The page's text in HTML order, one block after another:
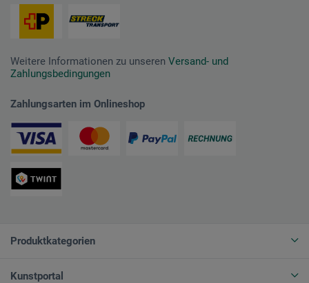
Weitere Informationen zu unseren Versand- und
Zahlungsbedingungen
Zahlungsarten im Onlineshop
Produktkategorien
Kunstportal